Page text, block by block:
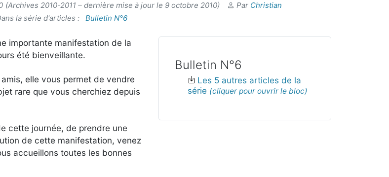
(Archives 2010-2011 – dernière mise à jour le 9 octobre 2010) Par Christian
la série d'articles :
Bulletin N°6
importante manifestation de la
été bienveillante.
elle vous permet de vendre
rare que vous cherchiez depuis
cette journée, de prendre une
de cette manifestation, venez
accueillons toutes les bonnes
Bulletin N°6
Les 5 autres articles de la
série